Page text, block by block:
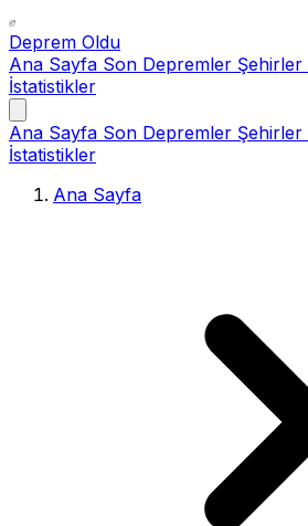
Deprem Oldu
Ana Sayfa Son Depremler Şehirler
İstatistikler
Ana Sayfa Son Depremler Şehirler
İstatistikler
Ana Sayfa